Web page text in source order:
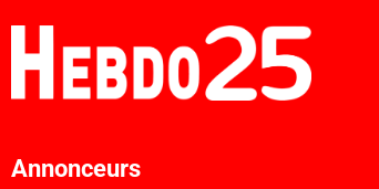
Annonceurs